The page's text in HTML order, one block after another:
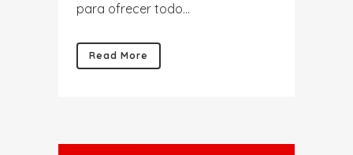
para ofrecer todo...
Read More